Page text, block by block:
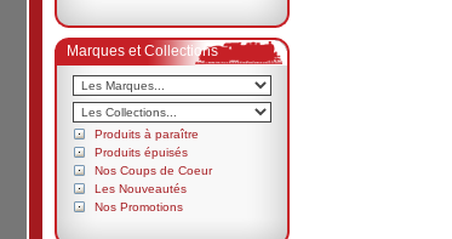
Marques et Collections
Produits à paraître
Produits épuisés
Nos Coups de Coeur
Les Nouveautés
Nos Promotions